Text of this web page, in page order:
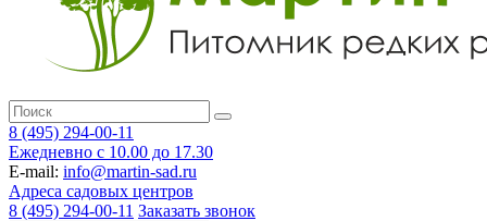
8 (495) 294-00-11
Ежедневно с 10.00 до 17.30
E-mail: info@martin-sad.ru
Адреса садовых центров
8 (495) 294-00-11 Заказать звонок